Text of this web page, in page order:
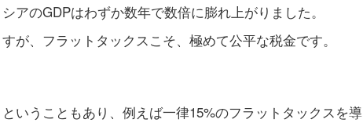
アのGDPはわずか数年で数倍に膨れ上がりました。
が、フラットタックスこそ、極めて公平な税金です。
いうこともあり、例えば一律15%のフラットタックスを導